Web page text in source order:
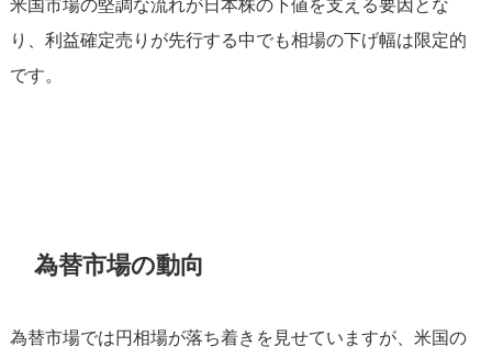
米国市場の堅調な流れが日本株の下値を支える要因とな
り、利益確定売りが先行する中でも相場の下げ幅は限定的
です。
為替市場の動向
為替市場では円相場が落ち着きを見せていますが、米国の